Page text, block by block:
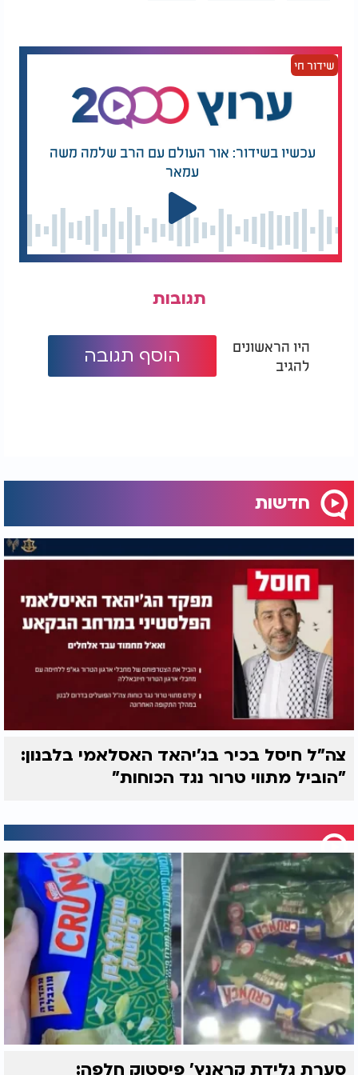
שידור חי
עכשיו בשידור: אור העולם עם הרב שלמה משה
עמאר
תגובות
היו הראשונים
להגיב
הוסף תגובה
חדשות
צה"ל חיסל בכיר בג'יהאד האסלאמי בלבנון:
"הוביל מתווי טרור נגד הכוחות"
סערת גלידת קראנץ' פיסטוק חלפה: